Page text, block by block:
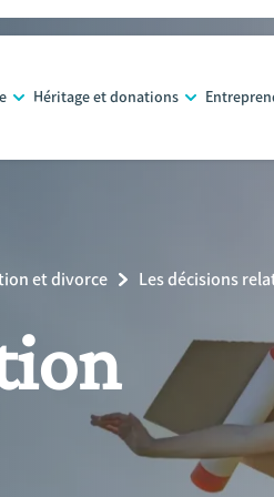
Héritage et donations
et divorce Les décisions